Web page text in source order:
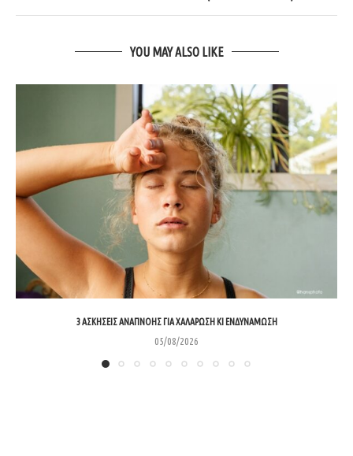
YOU MAY ALSO LIKE
3 ΑΣΚΉΣΕΙΣ ΑΝΑΠΝΟΉΣ ΓΙΑ ΧΑΛΆΡΩΣΗ ΚΙ ΕΝΔΥΝΆΜΩΣΗ
05/08/2026